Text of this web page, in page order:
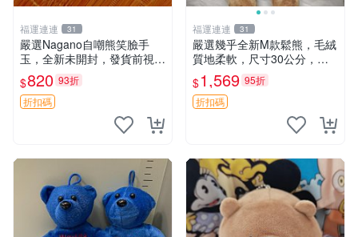
福運連連 31
嚴選Nagano自嘲熊笑臉手
玉，全新未開封，發貨前視頻
確認，海南 廣西 貴州 嚴選N
agano自嘲熊笑臉手玉，全新
未開封，發貨前視頻確認，四
$820 93折
折扣碼
福運連連 31
嚴選幾乎全新M款鬆熊，毛絨
質地柔軟，尺寸30公分，做
工精緻可愛，適合收藏或贈送
親友。中古使用痕跡，手感依
然優良。 鬆熊 嬰熊 毛玩偶
$1,569 95折
折扣碼